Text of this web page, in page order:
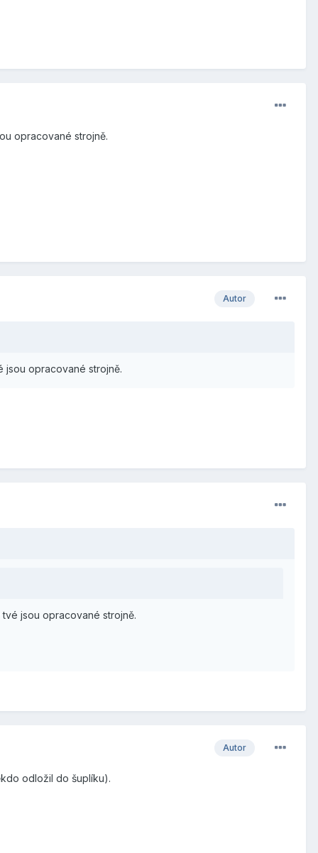
opracované strojně.
Autor
jsou opracované strojně.
jsou opracované strojně.
Autor
odložil do šuplíku).